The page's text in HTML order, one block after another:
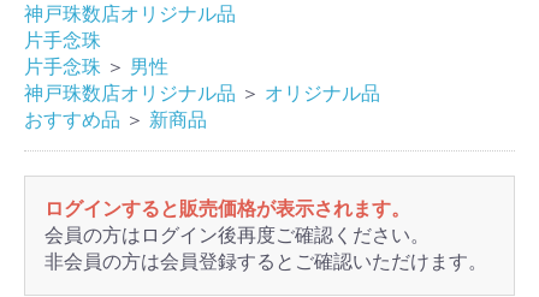
神戸珠数店オリジナル品
片手念珠
片手念珠 ＞ 男性
神戸珠数店オリジナル品 ＞ オリジナル品
おすすめ品 ＞ 新商品
ログインすると販売価格が表示されます。
会員の方はログイン後再度ご確認ください。
非会員の方は会員登録するとご確認いただけます。